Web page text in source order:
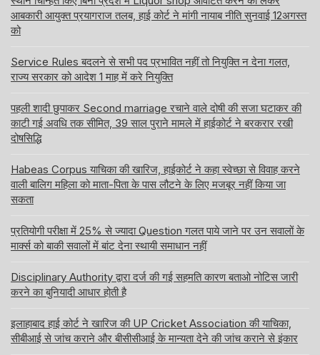
आबकारी आयुक्त प्रयागराज तलब, हाई कोर्ट ने मांगी नायाब नीति सुनवाई 12अगस्त
को
Service Rules बदलने से सभी पद प्रभावित नहीं तो नियुक्ति न देना गलत,
राज्य सरकार को आदेश 1 माह में करे नियुक्ति
पहली शादी छुपाकर Second marriage रचाने वाले दोषी की सजा घटाकर की
काटी गई अवधि तक सीमित, 39 साल पुराने मामले में हाईकोर्ट ने बरकरार रखी
दोषसिद्धि
Habeas Corpus याचिका की खारिज, हाईकोर्ट ने कहा स्वेच्छा से विवाह करने
वाली बालिग महिला को माता-पिता के पास लौटने के लिए मजबूर नहीं किया जा
सकता
प्रतियोगी परीक्षा में 25% से ज्यादा Question गलत पाये जाने पर उन सवालों के
मार्क्स को बाकी सवालों में बांट देना स्थायी समाधान नहीं
Disciplinary Authority द्वारा दर्ज की गई सहमति कारण बताओ नोटिस जारी
करने का बुनियादी आधार होती है
इलाहाबाद हाई कोर्ट ने खारिज की UP Cricket Association की याचिका,
सीबीआई से जांच कराने और बीसीसीआई के मान्यता देने की जांच कराने से इंकार